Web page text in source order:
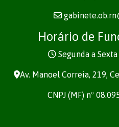
Horário de
Segunda a
Av. Manoel Correia, 219,
CNPJ (MF) nº